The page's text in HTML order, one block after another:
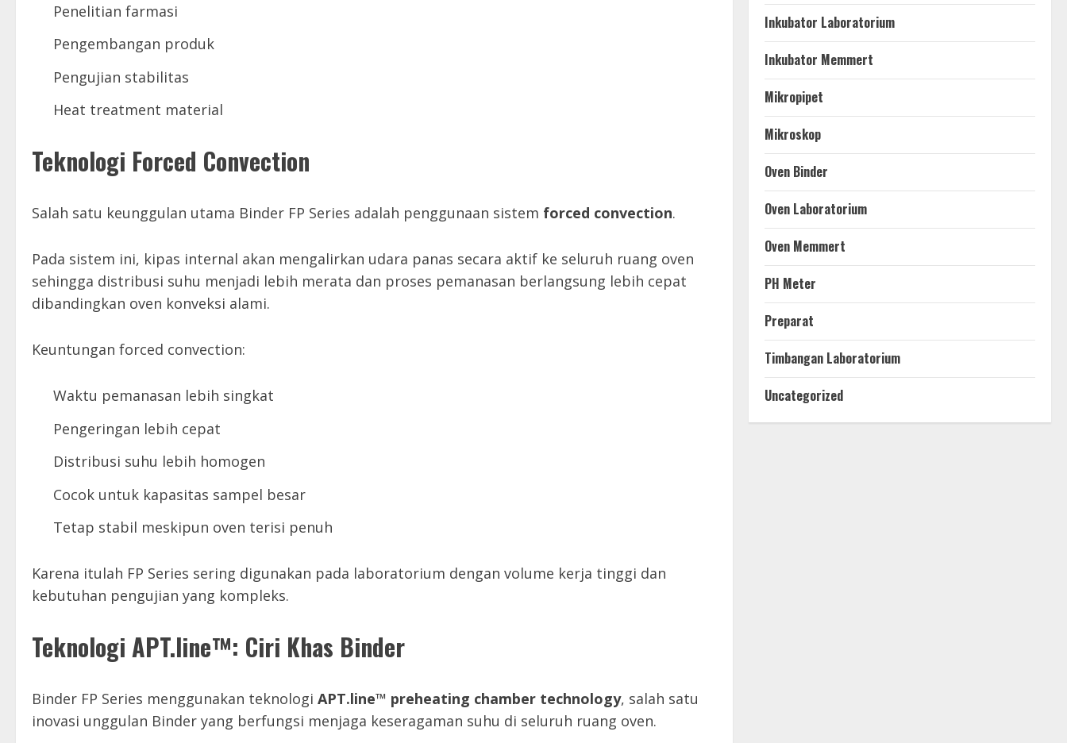
Penelitian farmasi
Pengembangan produk
Pengujian stabilitas
Heat treatment material
Teknologi Forced Convection
Salah satu keunggulan utama Binder FP Series adalah penggunaan sistem forced convection.
Pada sistem ini, kipas internal akan mengalirkan udara panas secara aktif ke seluruh ruang oven
sehingga distribusi suhu menjadi lebih merata dan proses pemanasan berlangsung lebih cepat
dibandingkan oven konveksi alami.
Keuntungan forced convection:
Waktu pemanasan lebih singkat
Pengeringan lebih cepat
Distribusi suhu lebih homogen
Cocok untuk kapasitas sampel besar
Tetap stabil meskipun oven terisi penuh
Karena itulah FP Series sering digunakan pada laboratorium dengan volume kerja tinggi dan
kebutuhan pengujian yang kompleks.
Teknologi APT.line™: Ciri Khas Binder
Binder FP Series menggunakan teknologi APT.line™ preheating chamber technology, salah satu
inovasi unggulan Binder yang berfungsi menjaga keseragaman suhu di seluruh ruang oven.
Inkubator Laboratorium
Inkubator Memmert
Mikropipet
Mikroskop
Oven Binder
Oven Laboratorium
Oven Memmert
PH Meter
Preparat
Timbangan Laboratorium
Uncategorized